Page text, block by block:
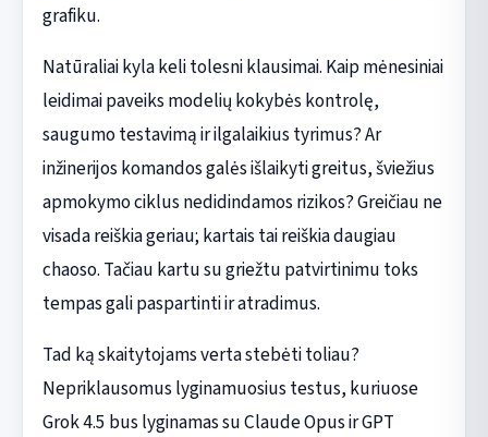
grafiku.
Natūraliai kyla keli tolesni klausimai. Kaip mėnesiniai
leidimai paveiks modelių kokybės kontrolę,
saugumo testavimą ir ilgalaikius tyrimus? Ar
inžinerijos komandos galės išlaikyti greitus, šviežius
apmokymo ciklus nedidindamos rizikos? Greičiau ne
visada reiškia geriau; kartais tai reiškia daugiau
chaoso. Tačiau kartu su griežtu patvirtinimu toks
tempas gali paspartinti ir atradimus.
Tad ką skaitytojams verta stebėti toliau?
Nepriklausomus lyginamuosius testus, kuriuose
Grok 4.5 bus lyginamas su Claude Opus ir GPT